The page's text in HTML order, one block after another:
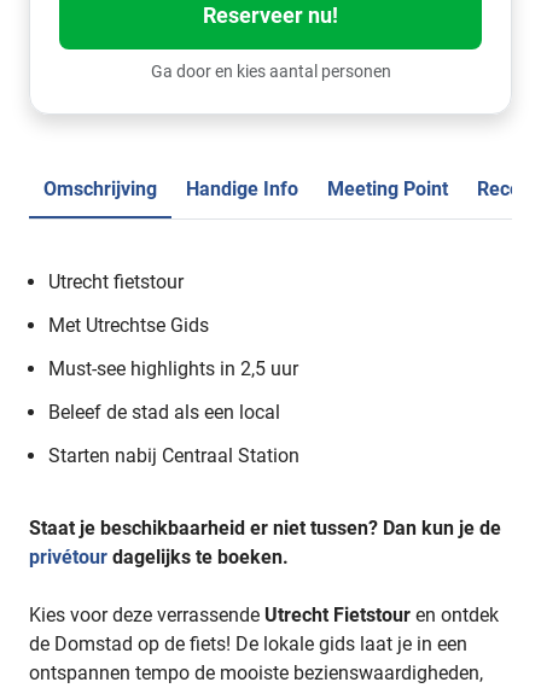
Reserveer nu!
Ga door en kies aantal personen
Omschrijving Handige Info Meeting Point
Utrecht fietstour
Met Utrechtse Gids
Must-see highlights in 2,5 uur
Beleef de stad als een local
Starten nabij Centraal Station
Staat je beschikbaarheid er niet tussen? Dan kun je de
privétour dagelijks te boeken.
Kies voor deze verrassende Utrecht Fietstour en ontdek
de Domstad op de fiets! De lokale gids laat je in een
ontspannen tempo de mooiste bezienswaardigheden,